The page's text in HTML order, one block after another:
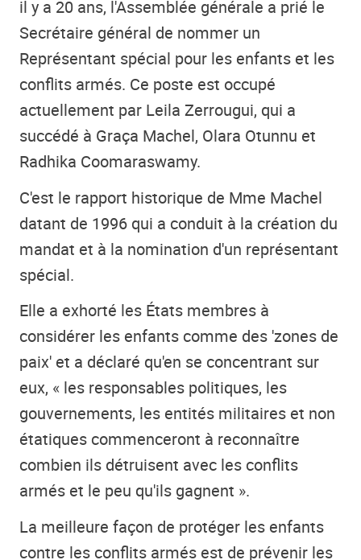
il y a 20 ans, l'Assemblée générale a prié le
Secrétaire général de nommer un
Représentant spécial pour les enfants et les
conflits armés. Ce poste est occupé
actuellement par Leila Zerrougui, qui a
succédé à Graça Machel, Olara Otunnu et
Radhika Coomaraswamy.
C'est le rapport historique de Mme Machel
datant de 1996 qui a conduit à la création du
mandat et à la nomination d'un représentant
spécial.
Elle a exhorté les États membres à
considérer les enfants comme des 'zones de
paix' et a déclaré qu'en se concentrant sur
eux, « les responsables politiques, les
gouvernements, les entités militaires et non
étatiques commenceront à reconnaître
combien ils détruisent avec les conflits
armés et le peu qu'ils gagnent ».
La meilleure façon de protéger les enfants
contre les conflits armés est de prévenir les